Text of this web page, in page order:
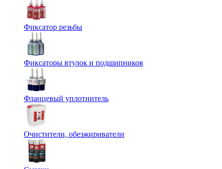
Фиксатор резьбы
Фиксаторы втулок и подшипников
Фланцевый уплотнитель
Очистители, обезжириватели